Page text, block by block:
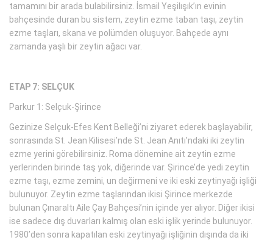
tamamını bir arada bulabilirsiniz. İsmail Yeşilışık’ın evinin
bahçesinde duran bu sistem, zeytin ezme taban taşı, zeytin
ezme taşları, skana ve polümden oluşuyor. Bahçede aynı
zamanda yaşlı bir zeytin ağacı var.
ETAP 7: SELÇUK
Parkur 1: Selçuk-Şirince
Gezinize Selçuk-Efes Kent Belleği’ni ziyaret ederek başlayabilir,
sonrasında St. Jean Kilisesi’nde St. Jean Anıtı’ndaki iki zeytin
ezme yerini görebilirsiniz. Roma dönemine ait zeytin ezme
yerlerinden birinde taş yok, diğerinde var. Şirince’de yedi zeytin
ezme taşı, ezme zemini, un değirmeni ve iki eski zeytinyağı işliği
bulunuyor. Zeytin ezme taşlarından ikisi Şirince merkezde
bulunan Çınaraltı Aile Çay Bahçesi’nin içinde yer alıyor. Diğer ikisi
ise sadece dış duvarları kalmış olan eski işlik yerinde bulunuyor.
1980’den sonra kapatılan eski zeytinyağı işliğinin dışında da iki